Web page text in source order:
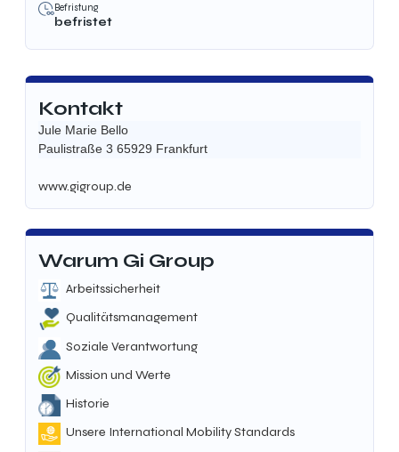
Befristung
befristet
Kontakt
Jule Marie Bello
Paulistraße 3 65929 Frankfurt
www.gigroup.de
Warum Gi Group
Arbeitssicherheit
Qualitätsmanagement
Soziale Verantwortung
Mission und Werte
Historie
Unsere International Mobility Standards